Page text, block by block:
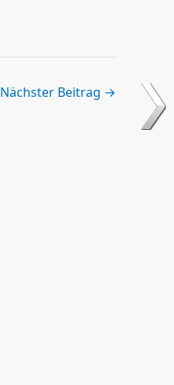
Nächster Beitrag →